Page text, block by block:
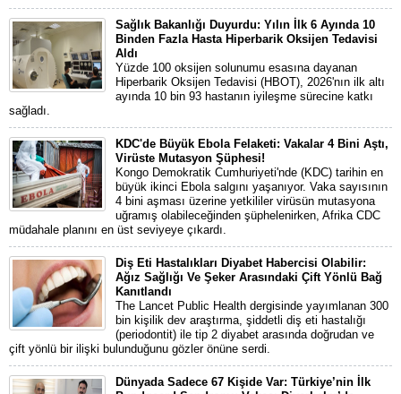
Sağlık Bakanlığı Duyurdu: Yılın İlk 6 Ayında 10
Binden Fazla Hasta Hiperbarik Oksijen Tedavisi
Aldı
Yüzde 100 oksijen solunumu esasına dayanan
Hiperbarik Oksijen Tedavisi (HBOT), 2026'nın ilk altı
ayında 10 bin 93 hastanın iyileşme sürecine katkı
sağladı.
KDC'de Büyük Ebola Felaketi: Vakalar 4 Bini Aştı,
Virüste Mutasyon Şüphesi!
Kongo Demokratik Cumhuriyeti'nde (KDC) tarihin en
büyük ikinci Ebola salgını yaşanıyor. Vaka sayısının
4 bini aşması üzerine yetkililer virüsün mutasyona
uğramış olabileceğinden şüphelenirken, Afrika CDC
müdahale planını en üst seviyeye çıkardı.
Diş Eti Hastalıkları Diyabet Habercisi Olabilir:
Ağız Sağlığı Ve Şeker Arasındaki Çift Yönlü Bağ
Kanıtlandı
The Lancet Public Health dergisinde yayımlanan 300
bin kişilik dev araştırma, şiddetli diş eti hastalığı
(periodontit) ile tip 2 diyabet arasında doğrudan ve
çift yönlü bir ilişki bulunduğunu gözler önüne serdi.
Dünyada Sadece 67 Kişide Var: Türkiye’nin İlk